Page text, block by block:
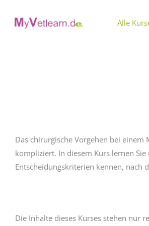
Inhalt
Alle
Das chirurgische Vorgehen bei
kompliziert. In diesem Kurs lernen
Entscheidungskriterien kennen, nach
Die Inhalte dieses Kurses stehen nur